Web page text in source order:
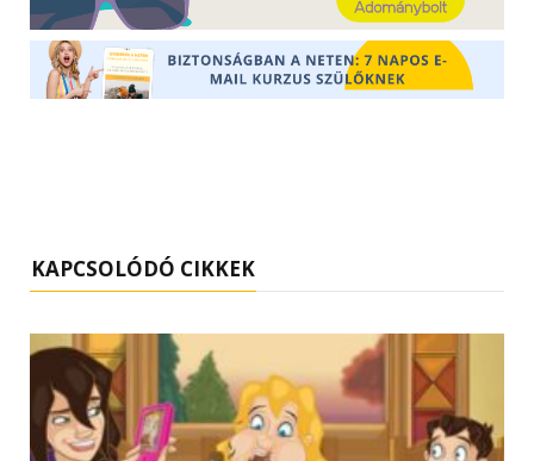
KAPCSOLÓDÓ CIKKEK